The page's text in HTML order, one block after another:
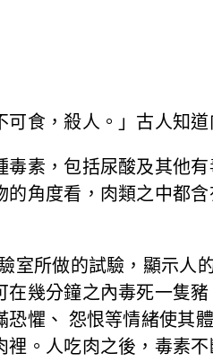
食，殺人。」古人知道
素，包括尿酸及其他
角度看，肉類之中都
室所做的試驗，顯示人
幾分鐘之內毒死一隻
懼、 怨恨等情緒使其
。人吃肉之後，毒素